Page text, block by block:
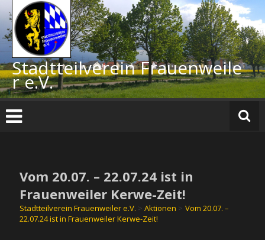
Inhalt
springen
Stadtteilverein Frauenweile
r e.V.
Vom 20.07. – 22.07.24 ist in
Frauenweiler Kerwe-Zeit!
Stadtteilverein Frauenweiler e.V. >Aktionen > Vom 20.07. –
22.07.24 ist in Frauenweiler Kerwe-Zeit!